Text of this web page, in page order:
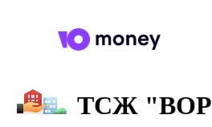
ТСЖ